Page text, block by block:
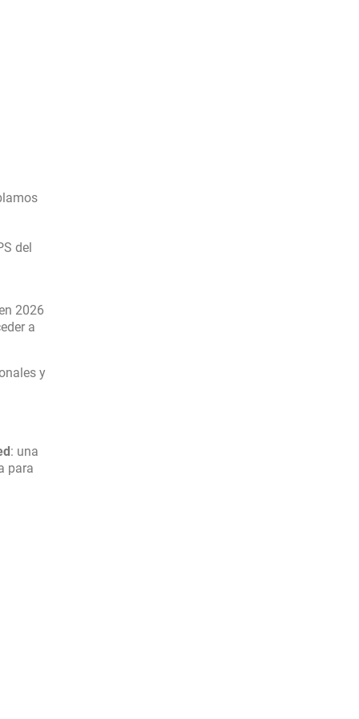
del
2026
a
y
: una
para